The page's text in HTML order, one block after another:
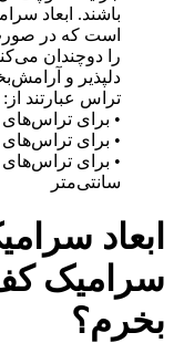
باشند. ابعاد
است که در
را دوچندان
دلپذیر و
تراس عبارتند از:
• برای تراس‌های کوچک ۳۰*۳۰ و
• برای تراس‌های متوسط ۴۰*۴۰ و
سانتی‌متر
ابعاد
سرامیک
بخرم؟